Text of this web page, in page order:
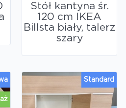
Stół kantyna śr.
120 cm IKEA
Billsta biały, talerz
szary
Standard